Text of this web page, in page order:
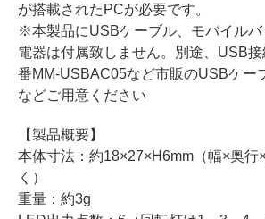
が搭載されたPCが必要です。
※本製品にUSBケーブル、モバイル
電器は付属致しません。別途、USB
番MM-USBAC05など市販のUSBケー
などご用意ください
【製品概要】
本体寸法：約18×27×H6mm（幅×奥行
く）
重量：約3g